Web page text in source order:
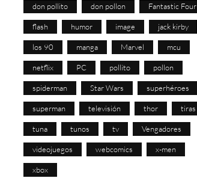
don pollito don pollon Fantastic Four
flash humor image jack kirby
los 90 manga Marvel mcu
netflix PC pollito pollon
spiderman Star Wars superhéroes
superman televisión thor tiras
tuna tunos tv Vengadores
videojuegos webcomics x-men
xbox